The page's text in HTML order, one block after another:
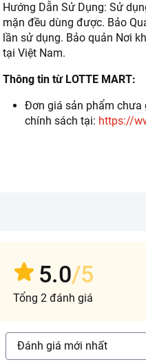
Hướng Dẫn Sử Dụng: Sử
mặn đều dùng được. Bảo
lần sử dụng. Bảo quản Nơi
tại Việt Nam.
Thông tin từ LOTTE MART:
Đơn giá sản phẩm chưa
chính sách tại: https://
5.0/5
Tổng 2 đánh giá
Đánh giá mới nhất